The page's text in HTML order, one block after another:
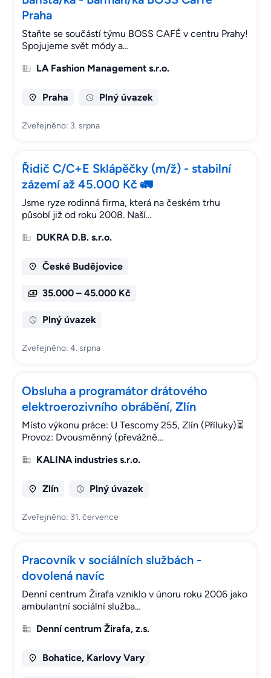
Praha
Staňte se součástí týmu BOSS CAFÉ v centru Prahy!
Spojujeme svět módy a…
LA Fashion Management s.r.o.
Praha Plný úvazek
Zveřejněno: 3. srpna
Řidič C/C+E Sklápěčky (m/ž) - stabilní
zázemí až 45.000 Kč 🚛
Jsme ryze rodinná firma, která na českém trhu
působí již od roku 2008. Naší…
DUKRA D.B. s.r.o.
České Budějovice
35.000 – 45.000 Kč
Plný úvazek
Zveřejněno: 4. srpna
Obsluha a programátor drátového
elektroerozivního obrábění, Zlín
Místo výkonu práce: U Tescomy 255, Zlín (Příluky)⏳
Provoz: Dvousměnný (převážně…
KALINA industries s.r.o.
Zlín Plný úvazek
Zveřejněno: 31. července
Pracovník v sociálních službách -
dovolená navíc
Denní centrum Žirafa vzniklo v únoru roku 2006 jako
ambulantní sociální služba…
Denní centrum Žirafa, z.s.
Bohatice, Karlovy Vary